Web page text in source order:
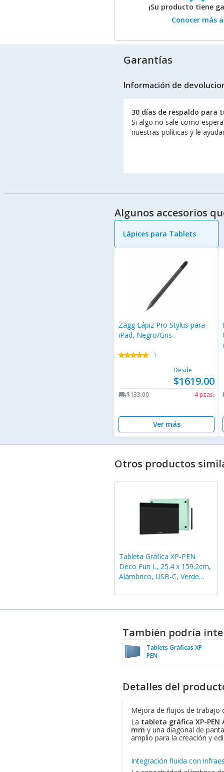
¡Su producto tiene
Conocer más
Garantías
Información de
30 días de respaldo para
Si algo no sale como
nuestras políticas y le
Algunos accesorios
Lápices para Tablets
Zagg Lápiz Pro Stylus para
iPad, Negro/Gris
starstarstarstarstar
starstarstarstarstar
1
Desde
$1619.00
local_shipping$133.00 4 pzas.
Ver más
Otros productos
Tableta Gráfica XP-PEN
Deco Fun L, 25.4 x 159.2cm,
Alámbrico, USB-C, Verde
También podría
Tablets Gráficas XP-
PEN
Detalles del
Mejora de flujos de trabajo
La tableta gráfica XP-PEN
mm y una diagonal de
amplio para la creación y
Integración fluida con